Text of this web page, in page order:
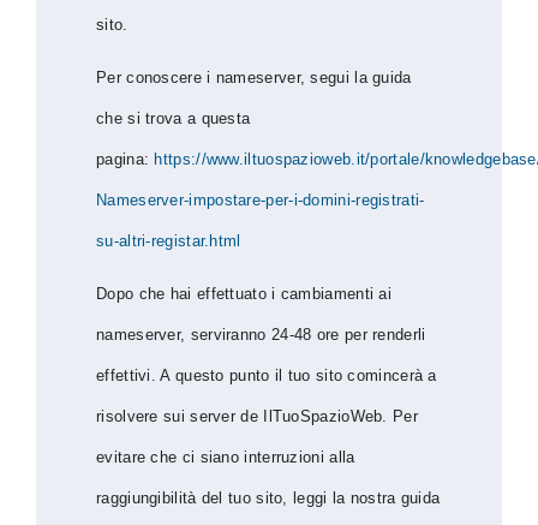
sito.
Per conoscere i nameserver, segui la guida
che si trova a questa
pagina: https://www.iltuospazioweb.it/portale/
Nameserver-impostare-per-i-domini-registrati-
su-altri-registar.html
Dopo che hai effettuato i cambiamenti ai
nameserver, serviranno 24-48 ore per renderli
effettivi. A questo punto il tuo sito comincerà a
risolvere sui server de IlTuoSpazioWeb. Per
evitare che ci siano interruzioni alla
raggiungibilità del tuo sito, leggi la nostra guida